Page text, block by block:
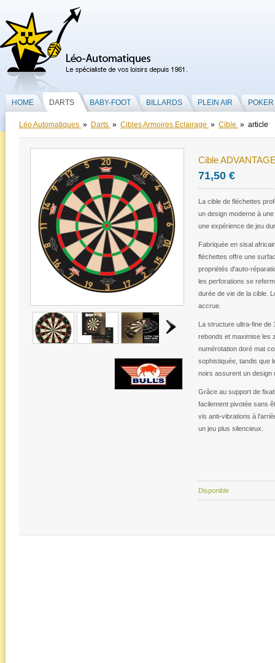
HOME DARTS BABY-FOOT BILLARDS PLEIN AIR POKER
Léo Automatiques » Darts » Cibles Armoires Eclairage » Cible » article
Cible
71,50 €
La cible de fléchettes
un design moderne à
une expérience de jeu
Fabriquée en sisal
fléchettes offre une
propriétés d'auto-
les perforations se
durée de vie de la cible.
accrue.
La structure ultra-fine de
rebonds et maximise les
numérotation doré mat
sophistiquée, tandis que
noirs assurent un design
Grâce au support de
facilement pivotée sans
vis anti-vibrations à
un jeu plus silencieux.
Disponible